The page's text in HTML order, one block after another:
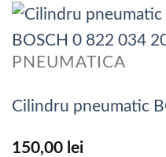
PNEUMATICA
Cilindru pneumatic
150,00 lei